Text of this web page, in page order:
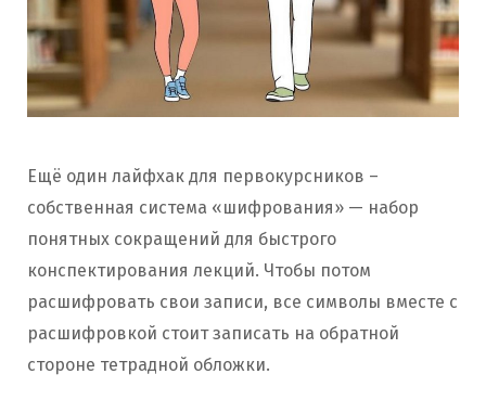
Ещё один лайфхак для первокурсников –
собственная система «шифрования» — набор
понятных сокращений для быстрого
конспектирования лекций. Чтобы потом
расшифровать свои записи, все символы вместе с
расшифровкой стоит записать на обратной
стороне тетрадной обложки.